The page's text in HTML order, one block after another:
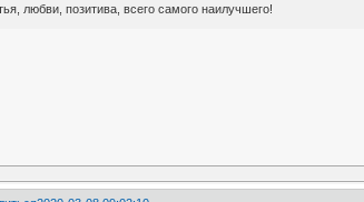
любви, позитива, всего самого наилучшего!